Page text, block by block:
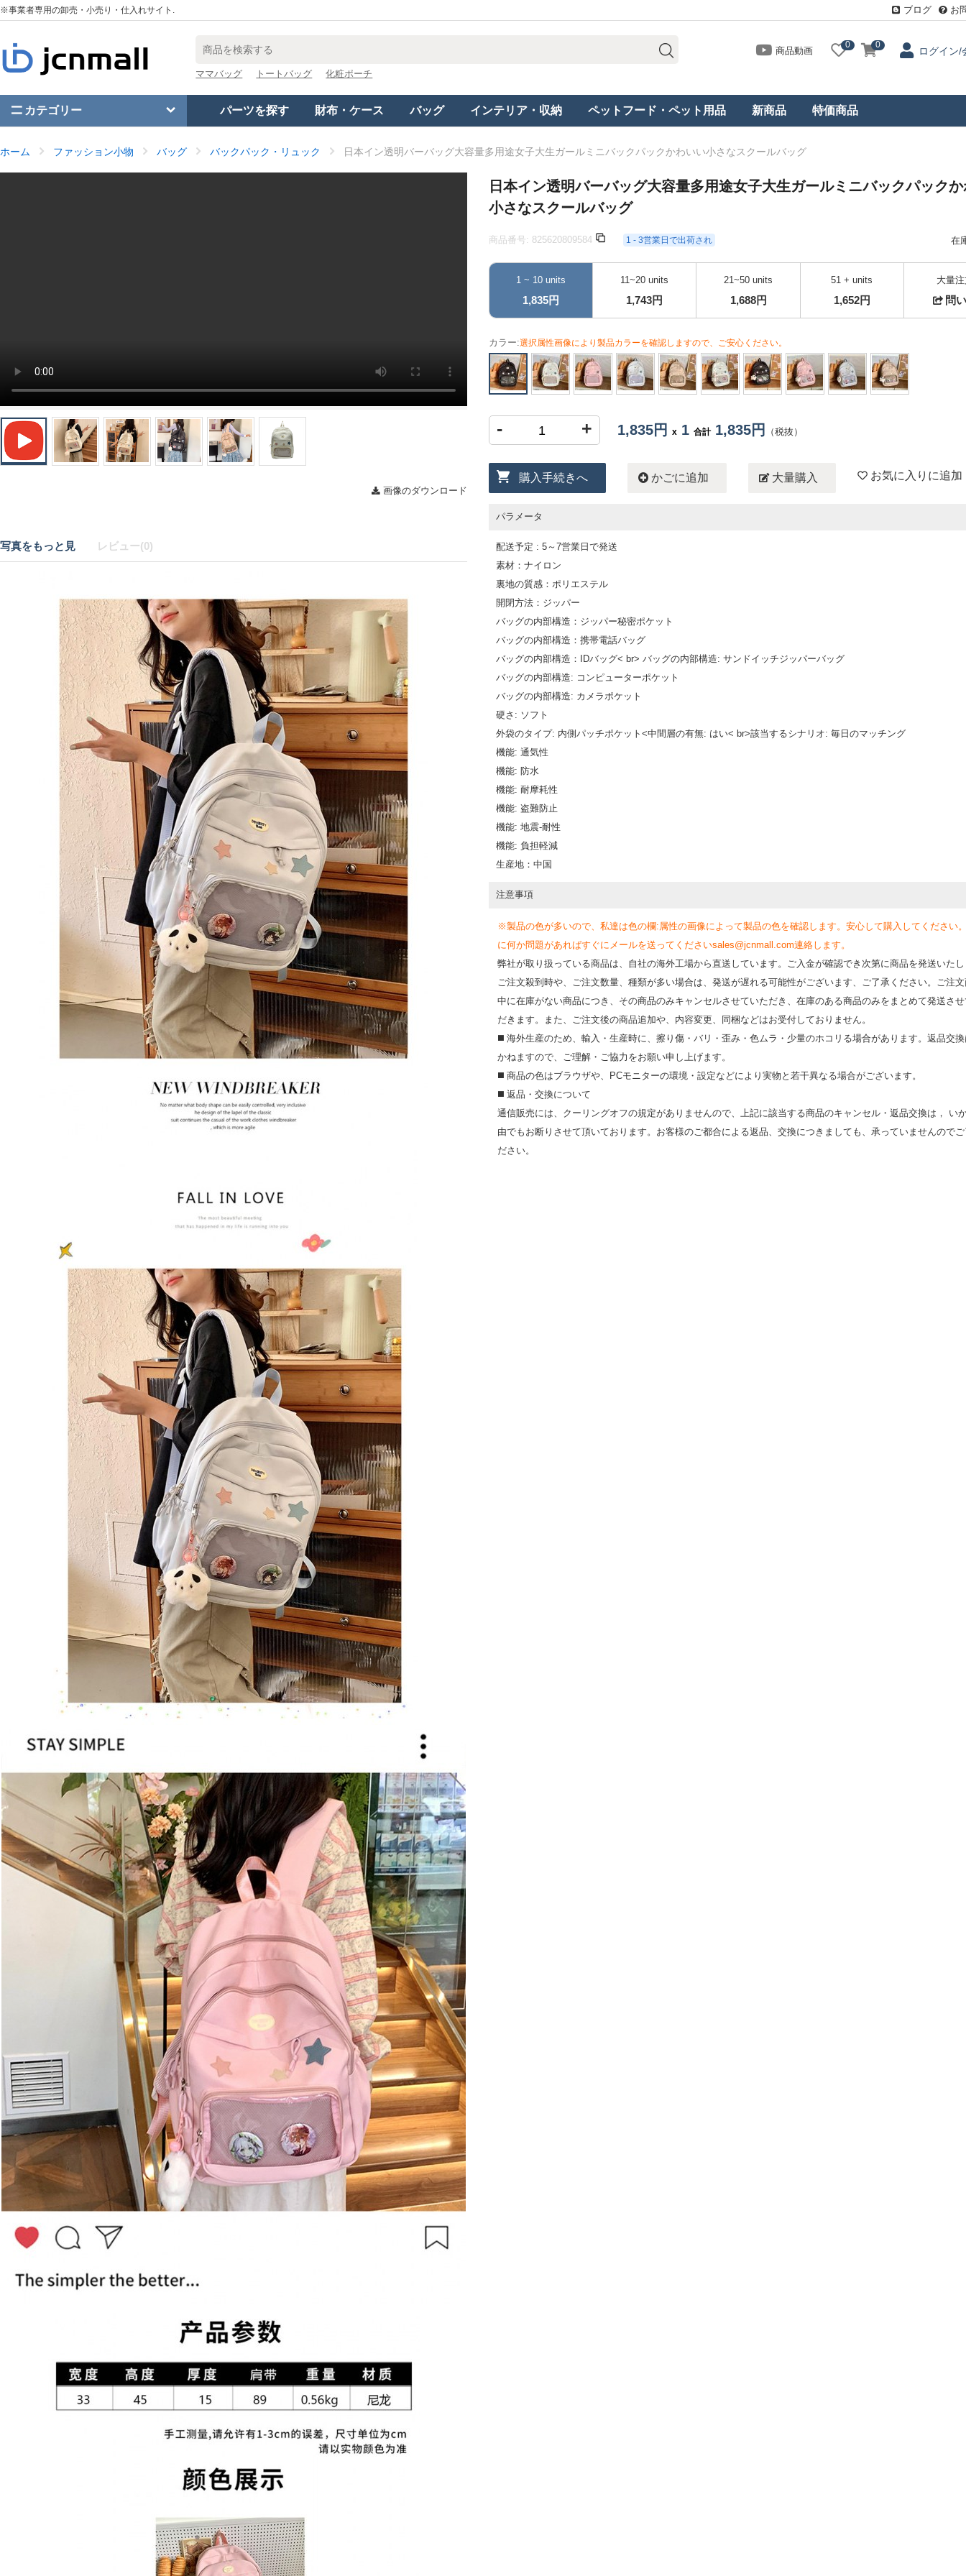
※事業者専用の卸売・小売り・仕入れサイト. ブログ お
ママバッグ トートバッグ 化粧ポーチ
商品動画
0 0
ログイン/
カテゴリー パーツを探す 財布・ケース バッグ インテリア・収納 ペットフード・ペット用品 新商品 特価商品
ホーム ファッション小物 バッグ バックパック・リュック 日本イン透明バーバッグ大容量多用途女子大生ガールミニバックパックかわいい小さなスクールバッグ
画像のダウンロード
写真をもっと見 レビュー(0)
日本イン透明バーバッグ大容量多用途女子大生ガールミニバックパック
小さなスクールバッグ
商品番号: 825620809584 1 - 3営業日で出荷され 在
1 ~ 10 units
1,835円
11~20 units
1,743円
21~50 units
1,688円
51 + units
1,652円
大量
問
カラー:選択属性画像により製品カラーを確認しますので、ご安心ください。
- + 1,835円 x 1 合計1,835円 （税抜）
購入手続きへ かごに追加 大量購入 お気に入りに追加
パラメータ
配送予定 : 5～7営業日で発送
素材：ナイロン
裏地の質感：ポリエステル
開閉方法：ジッパー
バッグの内部構造：ジッパー秘密ポケット
バッグの内部構造：携帯電話バッグ
バッグの内部構造：IDバッグ< br> バッグの内部構造: サンドイッチジッパーバッグ
バッグの内部構造: コンピューターポケット
バッグの内部構造: カメラポケット
硬さ: ソフト
外袋のタイプ: 内側パッチポケット<中間層の有無: はい< br>該当するシナリオ: 毎日のマッチング
機能: 通気性
機能: 防水
機能: 耐摩耗性
機能: 盗難防止
機能: 地震-耐性
機能: 負担軽減
生産地：中国
注意事項
※製品の色が多いので、私達は色の欄:属性の画像によって製品の色を確認します。安心して購入してください
に何か問題があればすぐにメールを送ってくださいsales@jcnmall.com連絡します。
弊社が取り扱っている商品は、自社の海外工場から直送しています。ご入金が確認でき次第に商品を発送いた
ご注文殺到時や、ご注文数量、種類が多い場合は、発送が遅れる可能性がございます、ご了承ください。ご注
中に在庫がない商品につき、その商品のみキャンセルさせていただき、在庫のある商品のみをまとめて発送さ
だきます。また、ご注文後の商品追加や、内容変更、同梱などはお受付しておりません。
◼️ 海外⽣産のため、輸⼊・⽣産時に、擦り傷・バリ・歪み・色ムラ・少量のホコリる場合があります。返品交
かねますので、ご理解・ご協⼒をお願い申し上げます。
◼️ 商品の⾊はブラウザや、PCモニターの環境・設定などにより実物と若⼲異なる場合がございます。
◼️ 返品・交換について
通信販売には、クーリングオフの規定がありませんので、上記に該当する商品のキャンセル・返品交換は， い
由でもお断りさせて頂いております。お客様のご都合による返品、交換につきましても、承っていませんので
ださい。